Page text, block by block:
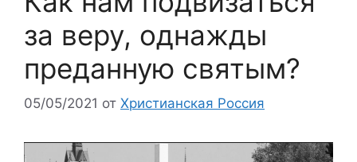
за веру, однажды
преданную святым?
05/05/2021 от Христианская Россия